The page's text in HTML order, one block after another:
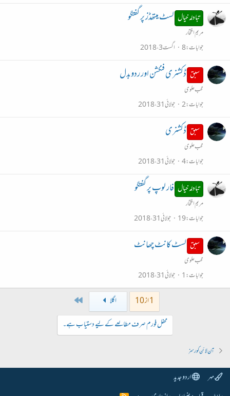
تبادلہ خیال لسٹ میتھڈز پر گفتگو
مریم افتخار
جوابات 8 اگست 3، 2018
سبق ڈکشنری فنکشن اور ردوبدل
محب علوی
جوابات 2 جولائی 31، 2018
سبق ڈکشنری
محب علوی
جوابات 4 جولائی 31، 2018
تبادلہ خیال فار لوپ پر گفتگو
مریم افتخار
جوابات 19 جولائی 31، 2018
سبق لسٹ کانٹ چھانٹ
محب علوی
جوابات 1 جولائی 31، 2018
1 از 10 اگلا
محفل فورم صرف مطالعے کے لیے دستیاب ہے۔
آن لائن کورسز
مہر
اردو جدید